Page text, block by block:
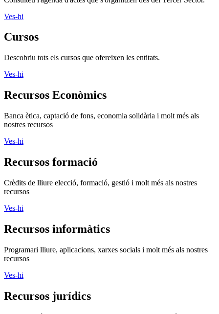
Ves-hi
Cursos
Descobriu tots els cursos que ofereixen les entitats.
Ves-hi
Recursos Econòmics
Banca ètica, captació de fons, economia solidària i molt més als
nostres recursos
Ves-hi
Recursos formació
Crèdits de lliure elecció, formació, gestió i molt més als nostres
recursos
Ves-hi
Recursos informàtics
Programari lliure, aplicacions, xarxes socials i molt més als nostres
recursos
Ves-hi
Recursos jurídics